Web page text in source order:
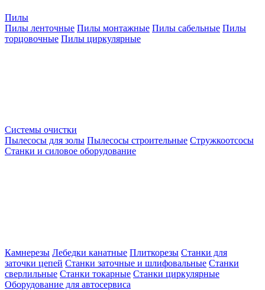
Пилы
Пилы ленточные Пилы монтажные Пилы сабельные Пилы
торцовочные Пилы циркулярные
Системы очистки
Пылесосы для золы Пылесосы строительные Стружкоотсосы
Станки и силовое оборудование
Камнерезы Лебедки канатные Плиткорезы Станки для
заточки цепей Станки заточные и шлифовальные Станки
сверлильные Станки токарные Станки циркулярные
Оборудование для автосервиса